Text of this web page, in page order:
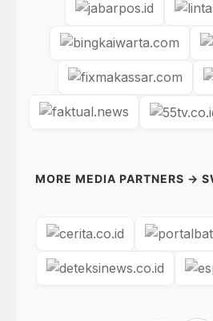
MORE MEDIA PARTNERS →